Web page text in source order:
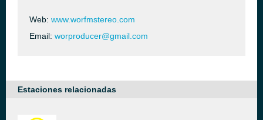
Web: www.worfmstereo.com
Email: worproducer@gmail.com
Estaciones relacionadas